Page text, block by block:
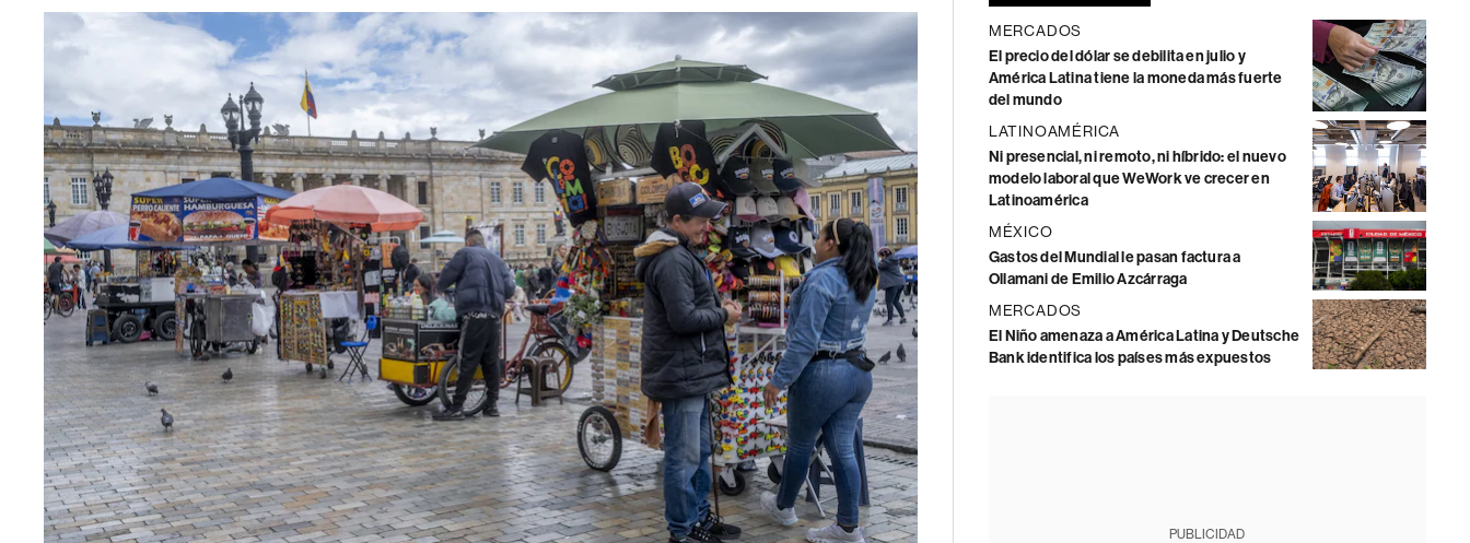
MERCADOS
El precio del dólar se debilita en julio y
América Latina tiene la moneda más fuerte
del mundo
LATINOAMÉRICA
Ni presencial, ni remoto, ni híbrido: el nuevo
modelo laboral que WeWork ve crecer en
Latinoamérica
MÉXICO
Gastos del Mundial le pasan factura a
Ollamani de Emilio Azcárraga
MERCADOS
El Niño amenaza a América Latina y Deutsche
Bank identifica los países más expuestos
PUBLICIDAD